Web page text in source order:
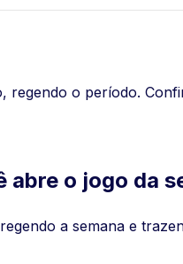
o período.
abre o jogo da
a semana e